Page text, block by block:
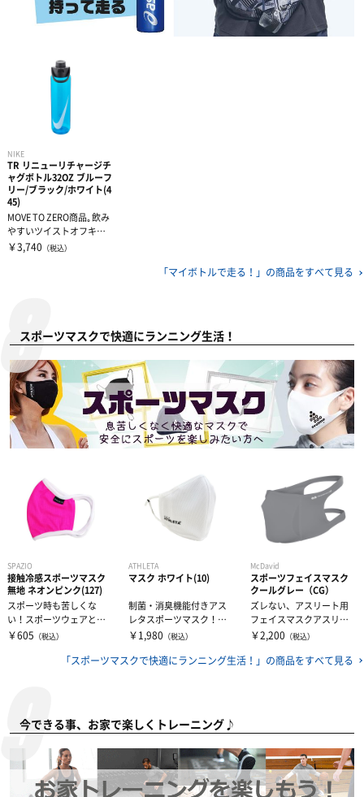
NIKE
TR リニューリチャージチ
ャグボトル32OZ ブルーフ
リー/ブラック/ホワイト(4
45)
MOVE TO ZERO商品｡飲み
やすいツイストオフキャ
ップ｡持ち易いエルゴノ
￥3,740 （税込）
「マイボトルで走る！」の商品をすべて見る
スポーツマスクで快適にランニング生活！
SPAZIO
接触冷感スポーツマスク
無地 ネオンピンク(127)
スポーツ時も苦しくな
い！スポーツウェアと同
じ素材を使用した、吸水
￥605 （税込）
ATHLETA
マスク ホワイト(10)
制菌・消臭機能付きアス
レタスポーツマスク！形
状記憶フレーム入りで、
￥1,980 （税込）
McDavid
スポーツフェイスマスク
クールグレー（CG）
ズレない、アスリート用
フェイスマスクアスリー
トのためにデザインされ
￥2,200 （税込）
「スポーツマスクで快適にランニング生活！」の商品をすべて見る
今できる事、お家で楽しくトレーニング♪